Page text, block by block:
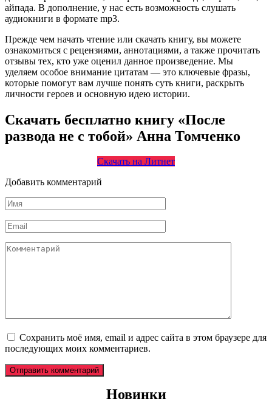
айпада. В дополнение, у нас есть возможность слушать
аудиокниги в формате mp3.
Прежде чем начать чтение или скачать книгу, вы можете
ознакомиться с рецензиями, аннотациями, а также прочитать
отзывы тех, кто уже оценил данное произведение. Мы
уделяем особое внимание цитатам — это ключевые фразы,
которые помогут вам лучше понять суть книги, раскрыть
личности героев и основную идею истории.
Скачать бесплатно книгу «После
развода не с тобой» Анна Томченко
Скачать на Литнет
Добавить комментарий
Имя
*
Email
*
Комментарий
Сохранить моё имя, email и адрес сайта в этом браузере для
последующих моих комментариев.
Новинки